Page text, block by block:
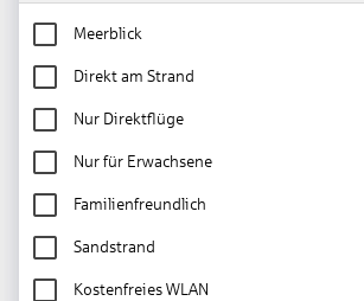
Meerblick
Direkt am Strand
Nur Direktflüge
Nur für Erwachsene
Familienfreundlich
Sandstrand
Kostenfreies WLAN